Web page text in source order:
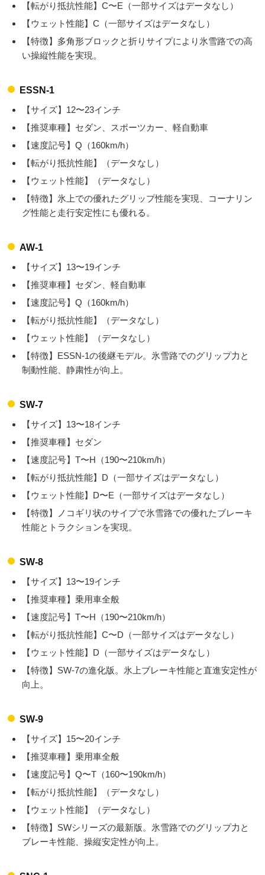
【転がり抵抗性能】C〜E（一部サイズはデータなし）
【ウェット性能】C（一部サイズはデータなし）
【特徴】多角形ブロックと折りサイプにより氷雪路での高
い操縦性能を実現。
ESSN-1
【サイズ】12〜23インチ
【推奨車種】セダン、スポーツカー、軽自動車
【速度記号】Q（160km/h）
【転がり抵抗性能】（データなし）
【ウェット性能】（データなし）
【特徴】氷上での優れたグリップ性能を実現、コーナリン
グ性能と走行安定性にも優れる。
AW-1
【サイズ】13〜19インチ
【推奨車種】セダン、軽自動車
【速度記号】Q（160km/h）
【転がり抵抗性能】（データなし）
【ウェット性能】（データなし）
【特徴】ESSN-1の後継モデル。氷雪路でのグリップ力と
制動性能、静粛性が向上。
SW-7
【サイズ】13〜18インチ
【推奨車種】セダン
【速度記号】T〜H（190〜210km/h）
【転がり抵抗性能】D（一部サイズはデータなし）
【ウェット性能】D〜E（一部サイズはデータなし）
【特徴】ノコギリ状のサイプで氷雪路での優れたブレーキ
性能とトラクションを実現。
SW-8
【サイズ】13〜19インチ
【推奨車種】乗用車全般
【速度記号】T〜H（190〜210km/h）
【転がり抵抗性能】C〜D（一部サイズはデータなし）
【ウェット性能】D（一部サイズはデータなし）
【特徴】SW-7の進化版。氷上ブレーキ性能と直進安定性が
向上。
SW-9
【サイズ】15〜20インチ
【推奨車種】乗用車全般
【速度記号】Q〜T（160〜190km/h）
【転がり抵抗性能】（データなし）
【ウェット性能】（データなし）
【特徴】SWシリーズの最新版。氷雪路でのグリップ力と
ブレーキ性能、操縦安定性が向上。